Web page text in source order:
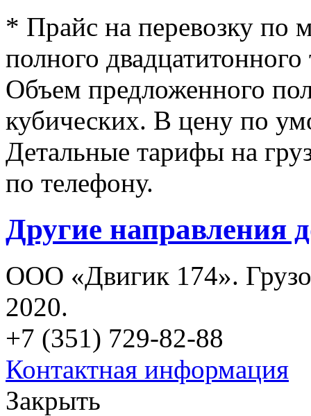
* Прайс на перевозку по
полного
Объем предложенного
кубических. В цену по
Детальные тарифы на
по телефону.
Другие направления
ООО «Двигик 174».
2020.
+7 (351) 729-82-88
Контактная информация
Закрыть